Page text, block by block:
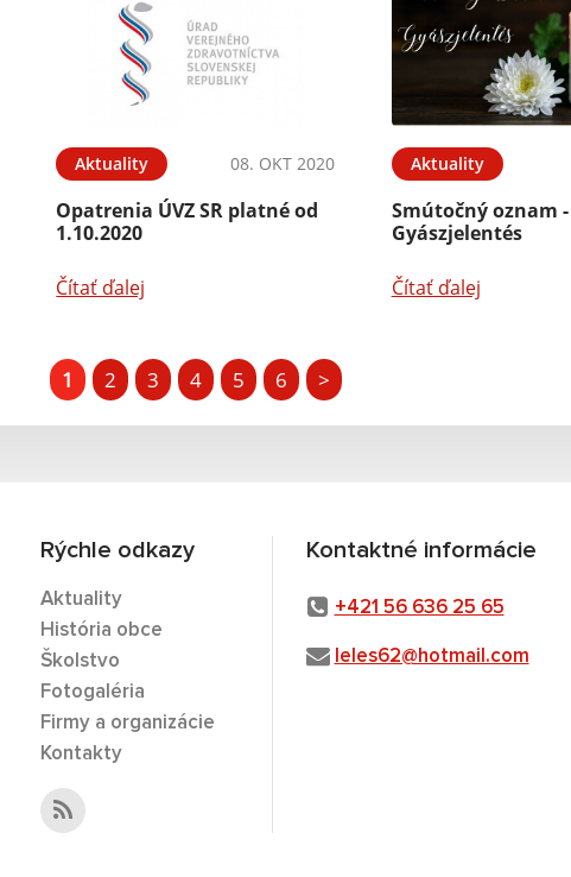
Aktuality 08. OKT 2020
Opatrenia ÚVZ SR platné od
1.10.2020
Čítať ďalej
Aktuality
Smútočný oznam -
Gyászjelentés
Čítať ďalej
1 2 3 4 5 6 >
Rýchle odkazy
Aktuality
História obce
Školstvo
Fotogaléria
Firmy a organizácie
Kontakty
Kontaktné informácie
+421 56 636 25 65
leles62@hotmail.com